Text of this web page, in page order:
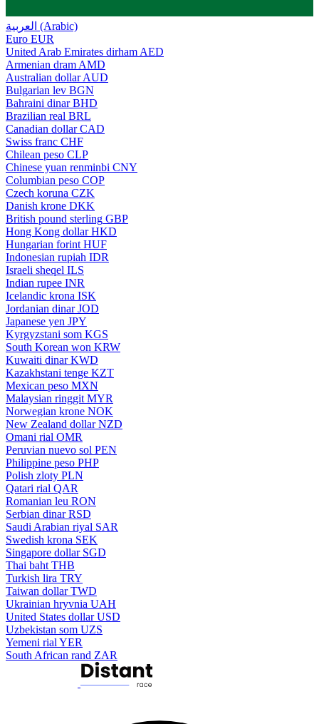
العربية (Arabic)
Euro EUR
United Arab Emirates dirham AED
Armenian dram AMD
Australian dollar AUD
Bulgarian lev BGN
Bahraini dinar BHD
Brazilian real BRL
Canadian dollar CAD
Swiss franc CHF
Chilean peso CLP
Chinese yuan renminbi CNY
Columbian peso COP
Czech koruna CZK
Danish krone DKK
British pound sterling GBP
Hong Kong dollar HKD
Hungarian forint HUF
Indonesian rupiah IDR
Israeli sheqel ILS
Indian rupee INR
Icelandic krona ISK
Jordanian dinar JOD
Japanese yen JPY
Kyrgyzstani som KGS
South Korean won KRW
Kuwaiti dinar KWD
Kazakhstani tenge KZT
Mexican peso MXN
Malaysian ringgit MYR
Norwegian krone NOK
New Zealand dollar NZD
Omani rial OMR
Peruvian nuevo sol PEN
Philippine peso PHP
Polish zloty PLN
Qatari rial QAR
Romanian leu RON
Serbian dinar RSD
Saudi Arabian riyal SAR
Swedish krona SEK
Singapore dollar SGD
Thai baht THB
Turkish lira TRY
Taiwan dollar TWD
Ukrainian hryvnia UAH
United States dollar USD
Uzbekistan som UZS
Yemeni rial YER
South African rand ZAR